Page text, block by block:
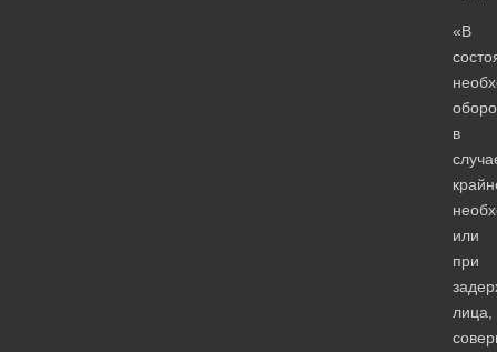
«В
в
или
при
лица,